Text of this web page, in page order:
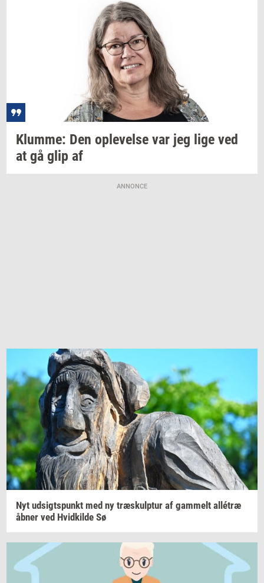
Klum­me: Den op­le­vel­se var jeg lige ved
at gå glip af
ANNONCE
Nyt ud­sigts­punkt med ny træskul­p­tur af gam­melt allétræ
åbner ved Hvid­kil­de Sø